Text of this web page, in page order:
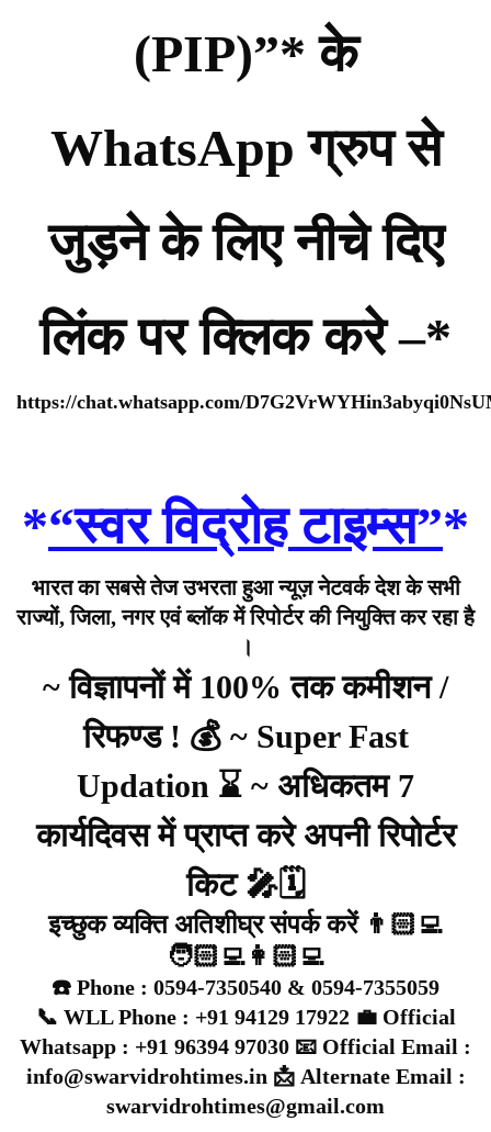
(PIP)”* के
WhatsApp ग्रुप से
जुड़ने के लिए नीचे दिए
लिंक पर क्लिक करे –*
https://chat.whatsapp.com/
*“स्वर विद्रोह टाइम्स”*
भारत का सबसे तेज उभरता हुआ न्यूज़ नेटवर्क देश के सभी
राज्यों, जिला, नगर एवं ब्लॉक में रिपोर्टर की नियुक्ति कर रहा है
।
~ विज्ञापनों में 100% तक कमीशन /
रिफण्ड ! 💰 ~ Super Fast
Updation ⌛ ~ अधिकतम 7
कार्यदिवस में प्राप्त करे अपनी रिपोर्टर
किट 🎤🗓️
इच्छुक व्यक्ति अतिशीघ्र संपर्क करें 👨🏻‍💻
🧑🏻‍💻👩🏻‍💻
☎️ Phone : 0594-7350540 & 0594-7355059
📞 WLL Phone : +91 94129 17922 💼 Official
Whatsapp : +91 96394 97030 📧 Official Email :
info@swarvidrohtimes.in 📩 Alternate Email :
swarvidrohtimes@gmail.com